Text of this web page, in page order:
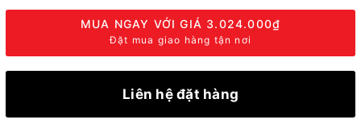
MUA NGAY VỚI GIÁ 3.024.000₫
Đặt mua giao hàng tận nơi
Liên hệ đặt hàng